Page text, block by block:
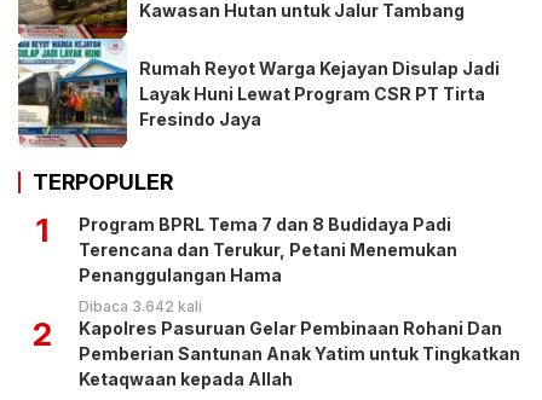
Kawasan Hutan untuk Jalur Tambang
Rumah Reyot Warga Kejayan Disulap Jadi
Layak Huni Lewat Program CSR PT Tirta
Fresindo Jaya
TERPOPULER
1
Program BPRL Tema 7 dan 8 Budidaya Padi
Terencana dan Terukur, Petani Menemukan
Penanggulangan Hama
Dibaca 3.642 kali
2
Kapolres Pasuruan Gelar Pembinaan Rohani Dan
Pemberian Santunan Anak Yatim untuk Tingkatkan
Ketaqwaan kepada Allah